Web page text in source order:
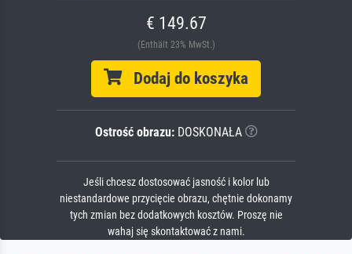
€ 149.67
(Enthält 23% MwSt.)
Dodaj do koszyka
Ostrość obrazu:DOSKONAŁA
Jeśli chcesz dostosować jasność i kolor lub
niestandardowe przycięcie obrazu, chętnie dokonamy
tych zmian bez dodatkowych kosztów. Proszę nie
wahaj się skontaktować z nami.